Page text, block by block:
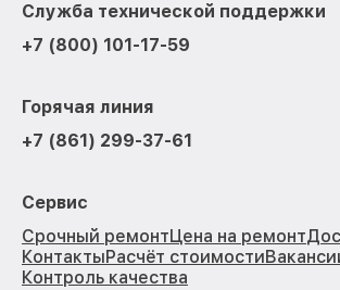
Служба технической поддержки
+7 (800) 101-17-59
Горячая линия
+7 (861) 299-37-61
Сервис
Срочный ремонтЦена на ремонт
КонтактыРасчёт стоимости
Контроль качества